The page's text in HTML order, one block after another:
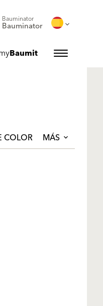
Bauminator
Bauminator
Baumit
COLOR MÁS